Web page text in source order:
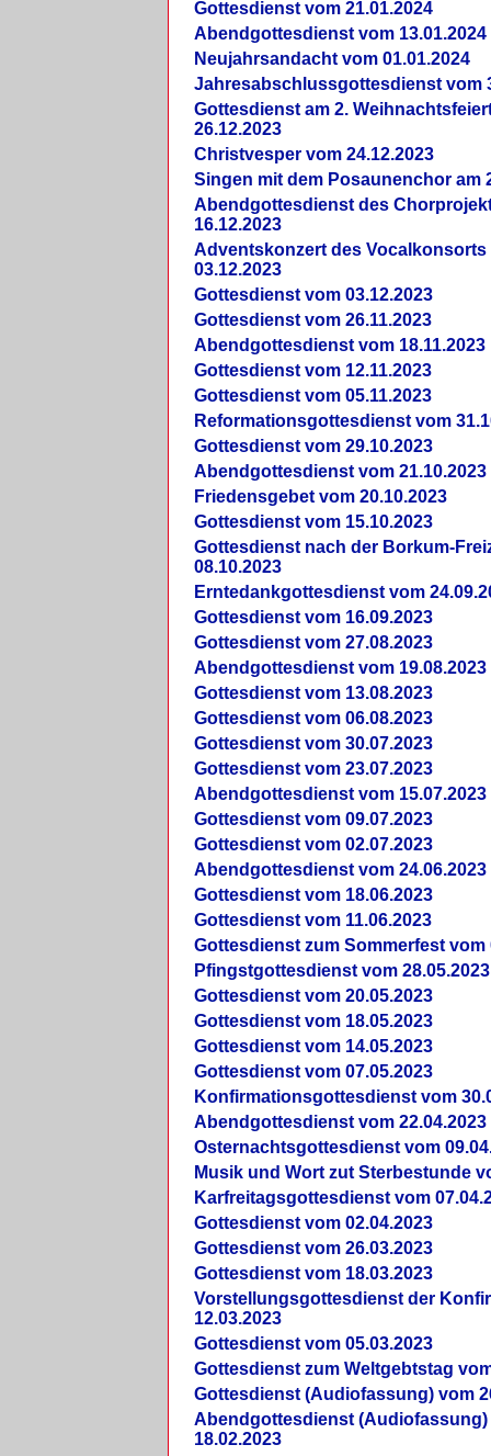
Gottesdienst vom 21.01.2024
Abendgottesdienst vom 13.01.2024
Neujahrsandacht vom 01.01.2024
Jahresabschlussgottesdienst vom
Gottesdienst am 2.
26.12.2023
Christvesper vom 24.12.2023
Singen mit dem Posaunenchor am
Abendgottesdienst des
16.12.2023
Adventskonzert des Vocalkonsorts
03.12.2023
Gottesdienst vom 03.12.2023
Gottesdienst vom 26.11.2023
Abendgottesdienst vom 18.11.2023
Gottesdienst vom 12.11.2023
Gottesdienst vom 05.11.2023
Reformationsgottesdienst vom
Gottesdienst vom 29.10.2023
Abendgottesdienst vom 21.10.2023
Friedensgebet vom 20.10.2023
Gottesdienst vom 15.10.2023
Gottesdienst nach der Borkum-
08.10.2023
Erntedankgottesdienst vom
Gottesdienst vom 16.09.2023
Gottesdienst vom 27.08.2023
Abendgottesdienst vom 19.08.2023
Gottesdienst vom 13.08.2023
Gottesdienst vom 06.08.2023
Gottesdienst vom 30.07.2023
Gottesdienst vom 23.07.2023
Abendgottesdienst vom 15.07.2023
Gottesdienst vom 09.07.2023
Gottesdienst vom 02.07.2023
Abendgottesdienst vom 24.06.2023
Gottesdienst vom 18.06.2023
Gottesdienst vom 11.06.2023
Gottesdienst zum Sommerfest vom
Pfingstgottesdienst vom 28.05.2023
Gottesdienst vom 20.05.2023
Gottesdienst vom 18.05.2023
Gottesdienst vom 14.05.2023
Gottesdienst vom 07.05.2023
Konfirmationsgottesdienst vom
Abendgottesdienst vom 22.04.2023
Osternachtsgottesdienst vom
Musik und Wort zut Sterbestunde
Karfreitagsgottesdienst vom
Gottesdienst vom 02.04.2023
Gottesdienst vom 26.03.2023
Gottesdienst vom 18.03.2023
Vorstellungsgottesdienst der
12.03.2023
Gottesdienst vom 05.03.2023
Gottesdienst zum Weltgebtstag
Gottesdienst (Audiofassung) vom
Abendgottesdienst (Audiofassung)
18.02.2023